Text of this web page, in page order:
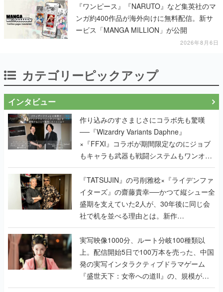
『ワンピース』『NARUTO』など集英社のマ
ンガ約400作品が海外向けに無料配信。新サ
ービス「MANGA MILLION」が公開
2026年8月6日
カテゴリーピックアップ
インタビュー
作り込みのすさまじさにコラボ先も驚嘆
──『Wizardry Variants Daphne』
×『FFXI』コラボが期間限定なのにジョブ
もキャラも武器も戦闘システムもワンオフ
で作り込まれた理由を両ディレクターに聞
く
『TATSUJIN』の弓削雅稔×『ライデンファ
イターズ』の齋藤貴幸──かつて縦シュー全
盛期を支えていた2人が、30年後に同じ会
社で机を並べる理由とは。新作
『TATSUJIN EXTREME』で初タッグを組
んだレジェンド2人に訊く開発秘話
実写映像1000分、ルート分岐100種類以
上。配信開始5日で100万本を売った、中国
発の実写インタラクティブドラマゲーム
『盛世天下：女帝への道II』の、規模が違
うこだわりをプロデューサーに聞いた